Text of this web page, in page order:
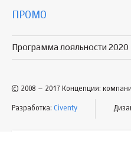
ПРОМО
Программа лояльности 2020
© 2008 – 2017 Концепция:
Разработка: Civenty